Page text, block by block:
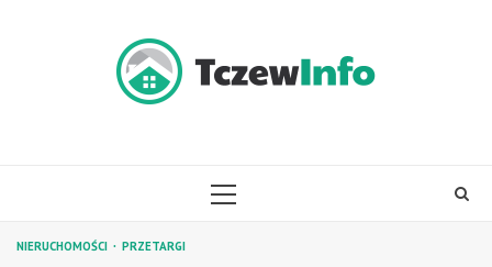
PRIMARY
NIERUCHOMOŚCI PRZETARGI